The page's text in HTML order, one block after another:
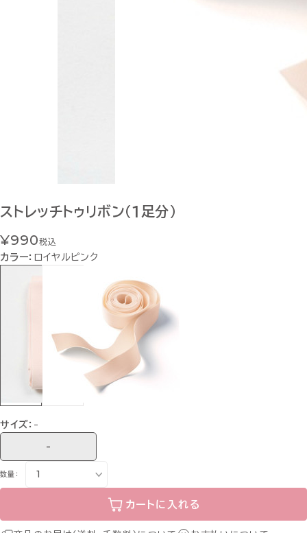
ストレッチトゥリボン（1足分）
¥990税込
カラー： ロイヤルピンク
サイズ： -
-
数量：
カートに入れる